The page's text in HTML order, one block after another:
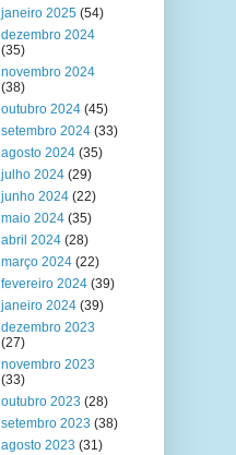
janeiro 2025 (54)
dezembro 2024
(35)
novembro 2024
(38)
outubro 2024 (45)
setembro 2024 (33)
agosto 2024 (35)
julho 2024 (29)
junho 2024 (22)
maio 2024 (35)
abril 2024 (28)
março 2024 (22)
fevereiro 2024 (39)
janeiro 2024 (39)
dezembro 2023
(27)
novembro 2023
(33)
outubro 2023 (28)
setembro 2023 (38)
agosto 2023 (31)